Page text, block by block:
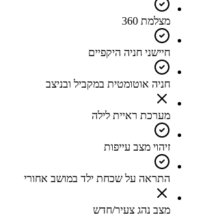
מצלמת 360
חיישני חניה היקפיים
חניה אוטומטית במקביל ובניצב
מערכת ראיית לילה
זיהוי מצב עייפות
התראה על שכחת ילד במושב אחורי
מצב נהג צעיר/חדש